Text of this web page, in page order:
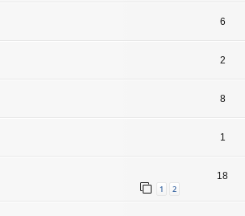
6
2
8
1
1 2
18